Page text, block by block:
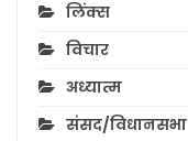
लिंक्स
विचार
अध्यात्म
संसद/विधानसभा